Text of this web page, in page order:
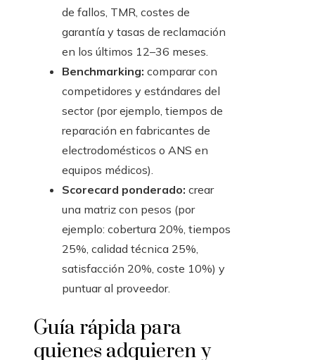
de fallos, TMR, costes de
garantía y tasas de reclamación
en los últimos 12–36 meses.
Benchmarking: comparar con
competidores y estándares del
sector (por ejemplo, tiempos de
reparación en fabricantes de
electrodomésticos o ANS en
equipos médicos).
Scorecard ponderado: crear
una matriz con pesos (por
ejemplo: cobertura 20%, tiempos
25%, calidad técnica 25%,
satisfacción 20%, coste 10%) y
puntuar al proveedor.
Guía rápida para
quienes adquieren y